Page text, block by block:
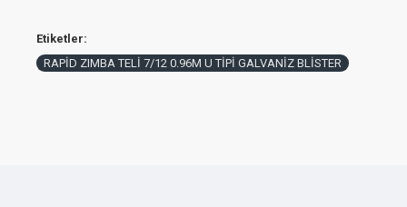
Etiketler:
RAPİD ZIMBA TELİ 7/12 0.96M U TİPİ GALVANİZ BLİSTER